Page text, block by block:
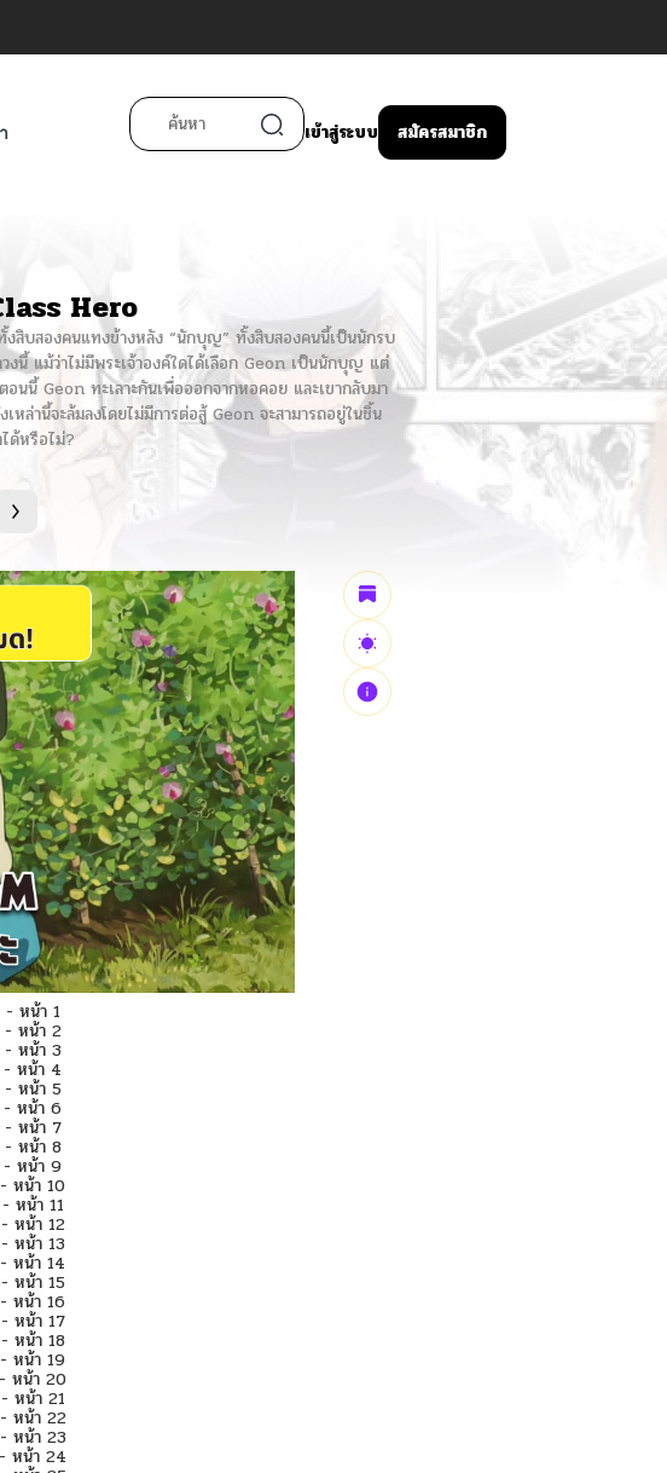
เข้าสู่ระบบ สมัครสมาชิก
Hero
สิบสองคนแทงข้างหลัง “นักบุญ” ทั้งสิบสองคนนี้เป็นนักรบ
งนี้ แม้ว่าไม่มีพระเจ้าองค์ใดได้เลือก Geon เป็นนักบุญ แต่
นนี้ Geon ทะเลาะกันเพื่อออกจากหอคอย และเขากลับมา
ล่านี้จะล้มลงโดยไม่มีการต่อสู้ Geon จะสามารถอยู่ในชิ้น
ด้หรือไม่?